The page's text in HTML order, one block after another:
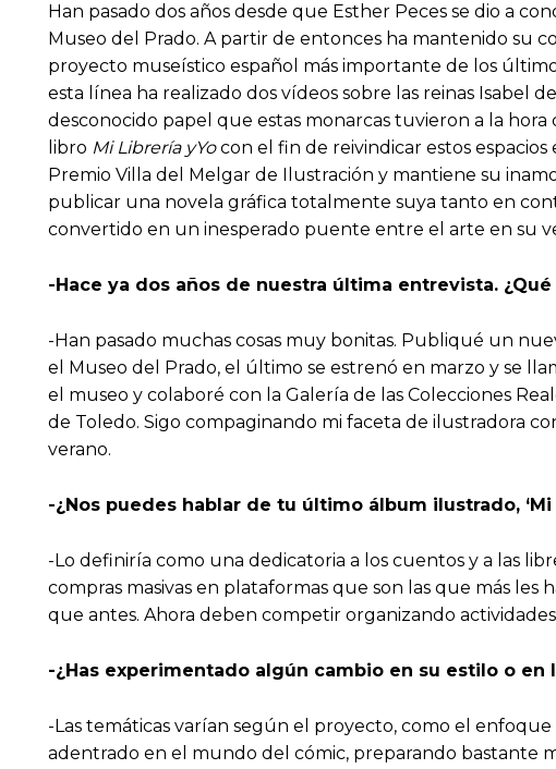
Han pasado dos años desde que Esther Peces se dio a
Museo del Prado. A partir de entonces ha mantenido su
proyecto museístico español más importante de los
esta línea ha realizado dos vídeos sobre las reinas Isabel
desconocido papel que estas monarcas tuvieron a la
libro Mi Librería yYocon el fin de reivindicar estos
Premio Villa del Melgar de Ilustración y mantiene su
publicar una novela gráfica totalmente suya tanto en
convertido en un inesperado puente entre el arte en su
-Hace ya dos años de nuestra última entrevista.
-Han pasado muchas cosas muy bonitas. Publiqué un
el Museo del Prado, el último se estrenó en marzo y se
el museo y colaboré con la Galería de las Colecciones
de Toledo. Sigo compaginando mi faceta de ilustradora
verano.
-¿Nos puedes hablar de tu último álbum ilustrado, ‘
-Lo definiría como una dedicatoria a los cuentos y a las
compras masivas en plataformas que son las que más
que antes. Ahora deben competir organizando
-¿Has experimentado algún cambio en su estilo o
-Las temáticas varían según el proyecto, como el
adentrado en el mundo del cómic, preparando bastante